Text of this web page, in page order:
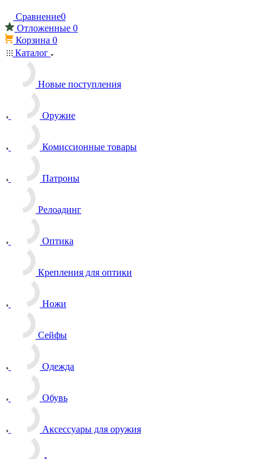
Сравнение0
Отложенные 0
Корзина 0
Каталог
Новые поступления
Оружие
Комиссионные товары
Патроны
Релоадинг
Оптика
Крепления для оптики
Ножи
Сейфы
Одежда
Обувь
Аксессуары для оружия